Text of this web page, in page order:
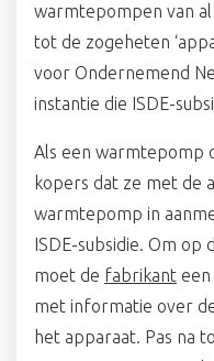
warmtepompen van
tot de zogeheten
voor Ondernemend
instantie die ISDE-
Als een warmtepomp
kopers dat ze met de
warmtepomp in
ISDE-subsidie. Om
moet de fabrikant
met informatie over
het apparaat. Pas na